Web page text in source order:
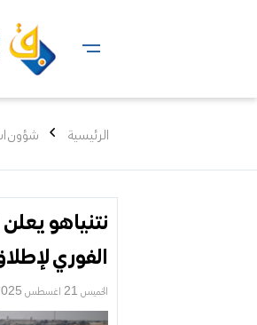
الرئيسية شؤون
نتنياهو
الفوري
الخميس 21 اغسطس 2025, 09:24 م